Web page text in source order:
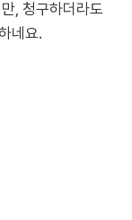
, 청구하더라도
네요.